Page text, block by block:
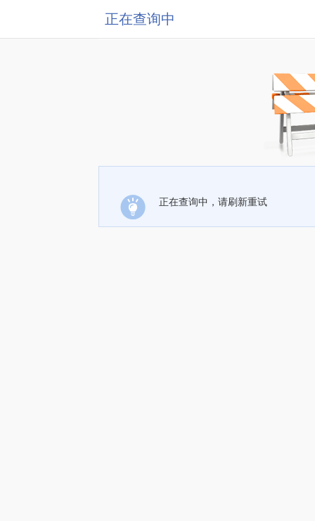
正在查询中
正在查询中，请刷新重试